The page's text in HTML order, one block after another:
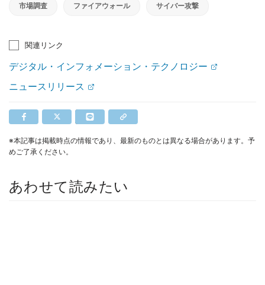
市場調査 ファイアウォール サイバー攻撃
関連リンク
デジタル・インフォメーション・テクノロジー
ニュースリリース
※本記事は掲載時点の情報であり、最新のものとは異なる場合があります。予
めご了承ください。
あわせて読みたい